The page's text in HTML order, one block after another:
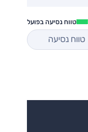
טווח נסיעה בפועל
טווח נסיעה